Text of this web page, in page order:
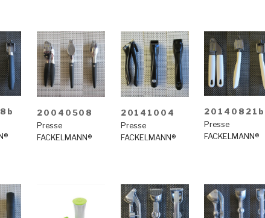
20040508
Presse
FACKELMANN®
20141004
Presse
FACKELMANN®
20140821b
Presse
FACKELMANN®